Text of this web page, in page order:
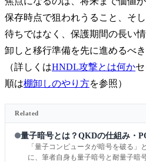
保存時点で狙われうること、そ
待ちではなく、保護期間の長い
卸しと移行準備を先に進めるべき
（詳しくはHNDL攻撃とは何か
順は棚卸しのやり方を参照）
Related
量子暗号とは？QKDの仕組み・
「量子コンピュータが暗号を破る」
に、筆者自身も量子暗号と耐量子暗